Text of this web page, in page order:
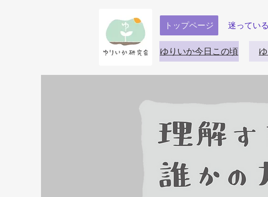
トップページ 迷ってい
ゆりいか今日この頃